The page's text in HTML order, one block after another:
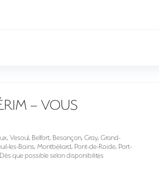
– VOUS
Vesoul, Belfort, Besançon, Gray, Grand-
les-Bains, Montbéliard, Pont-de-Roide, Port-
que possible selon disponibilités